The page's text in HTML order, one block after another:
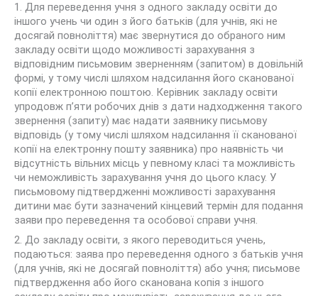
1. Для переведення учня з одного закладу освіти до
іншого учень чи один з його батьків (для учнів, які не
досягай повноліття) має звернутися до обраного ним
закладу освіти щодо можливості зарахування з
відповідним письмовим зверненням (запитом) в довільній
формі, у тому числі шляхом надсилання його сканованої
копії електронною поштою. Керівник закладу освіти
упродовж п’яти робочих днів з дати надходження такого
звернення (запиту) має надати заявнику письмову
відповідь (у тому числі шляхом надсилання її сканованої
копії на електронну пошту заявника) про наявність чи
відсутність вільних місць у певному класі та можливість
чи неможливість зарахування учня до цього класу. У
письмовому підтвердженні можливості зарахування
дитини має бути зазначений кінцевий термін для подання
заяви про переведення та особової справи учня.
2. До закладу освіти, з якого переводиться учень,
подаються: заява про переведення одного з батьків учня
(для учнів, які не досягай повноліття) або учня; письмове
підтвердження або його сканована копія з іншого